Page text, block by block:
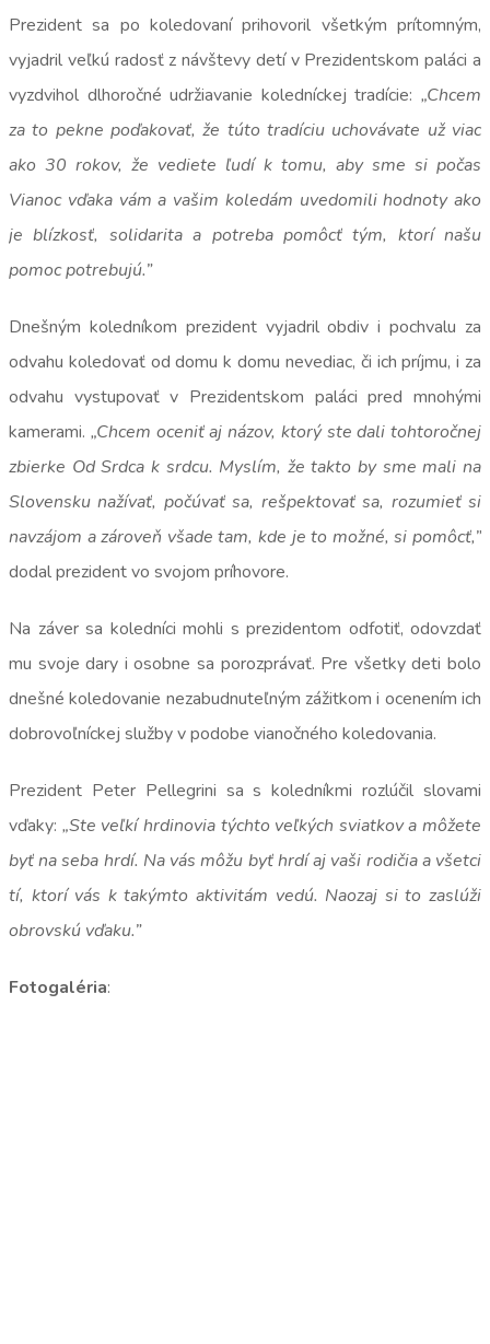
Prezident sa po koledovaní prihovoril všetkým prítomným,
vyjadril veľkú radosť z návštevy detí v Prezidentskom paláci a
vyzdvihol dlhoročné udržiavanie koledníckej tradície: „Chcem
za to pekne poďakovať, že túto tradíciu uchovávate už viac
ako 30 rokov, že vediete ľudí k tomu, aby sme si počas
Vianoc vďaka vám a vašim koledám uvedomili hodnoty ako
je blízkosť, solidarita a potreba pomôcť tým, ktorí našu
pomoc potrebujú.”
Dnešným koledníkom prezident vyjadril obdiv i pochvalu za
odvahu koledovať od domu k domu nevediac, či ich príjmu, i za
odvahu vystupovať v Prezidentskom paláci pred mnohými
kamerami. „Chcem oceniť aj názov, ktorý ste dali tohtoročnej
zbierke Od Srdca k srdcu. Myslím, že takto by sme mali na
Slovensku nažívať, počúvať sa, rešpektovať sa, rozumieť si
navzájom a zároveň všade tam, kde je to možné, si pomôcť,”
dodal prezident vo svojom príhovore.
Na záver sa koledníci mohli s prezidentom odfotiť, odovzdať
mu svoje dary i osobne sa porozprávať. Pre všetky deti bolo
dnešné koledovanie nezabudnuteľným zážitkom i ocenením ich
dobrovoľníckej služby v podobe vianočného koledovania.
Prezident Peter Pellegrini sa s koledníkmi rozlúčil slovami
vďaky: „Ste veľkí hrdinovia týchto veľkých sviatkov a môžete
byť na seba hrdí. Na vás môžu byť hrdí aj vaši rodičia a všetci
tí, ktorí vás k takýmto aktivitám vedú. Naozaj si to zaslúži
obrovskú vďaku.”
Fotogaléria: